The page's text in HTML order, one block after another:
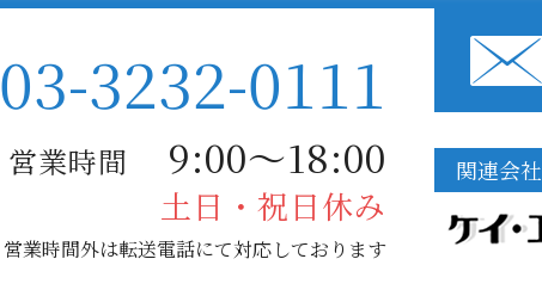
03-3232-0111
営業時間 9:00〜18:00
土日・祝日休み
営業時間外は転送電話にて対応しております
関連会社